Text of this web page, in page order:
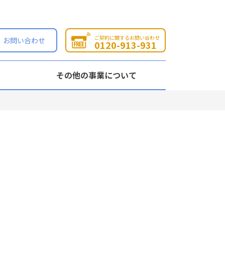
お問い合わせ ご契約に関するお問い合わせ
0120-913-931
その他の事業について